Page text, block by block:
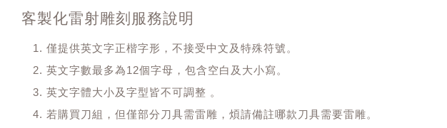
客製化雷射雕刻服務說明
僅提供英文字正楷字形，不接受中文及特殊符號。
英文字數最多為12個字母，包含空白及大小寫。
英文字體大小及字型皆不可調整 。
若購買刀組，但僅部分刀具需雷雕，煩請備註哪款刀具需要雷雕。